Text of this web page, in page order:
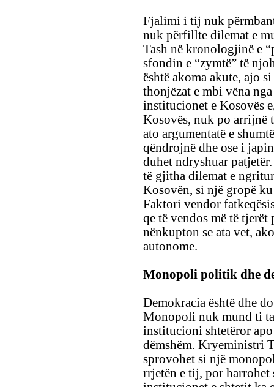
Fjalimi i tij nuk
nuk përfillte dilemat e
Tash në kronologjinë e
sfondin e “zymtë” të
është akoma akute, ajo
thonjëzat e mbi vëna
institucionet e Kosovës
Kosovës, nuk po arrijnë
ato argumentatë e
qëndrojnë dhe ose i
duhet ndryshuar
të gjitha dilemat e
Kosovën, si një gropë
Faktori vendor
qe të vendos më të
nënkupton se ata vet,
autonome.
Monopoli politik dhe
Demokracia është dhe
Monopoli nuk mund ti
institucioni shtetëror
dëmshëm. Kryeministri
sprovohet si një
rrjetën e tij, por